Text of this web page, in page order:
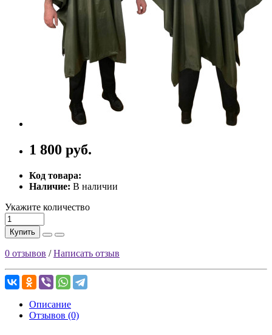
1 800 руб.
Код товара:
Наличие: В наличии
Укажите количество
Купить
0 отзывов /Написать отзыв
Описание
Отзывов (0)